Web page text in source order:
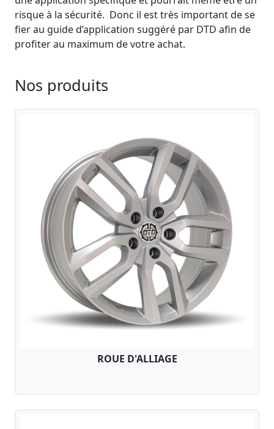
risque à la sécurité. Donc il est très important de se
fier au guide d’application suggéré par DTD afin de
profiter au maximum de votre achat.
Nos produits
ROUE D'ALLIAGE